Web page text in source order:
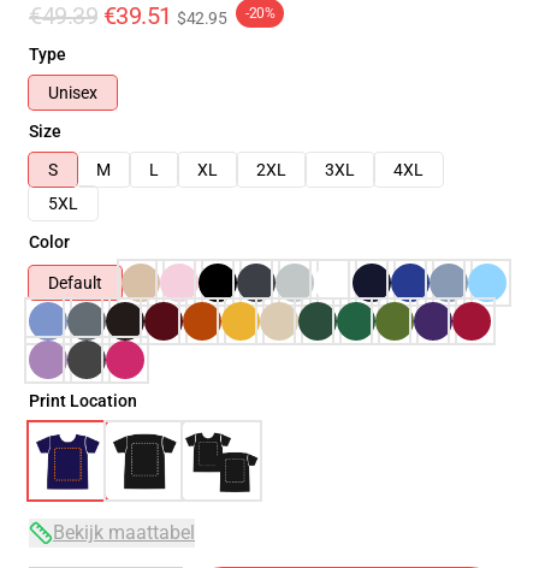
€49.39 €39.51 $42.95 -20%
Type
Unisex
Size
S
M L XL 2XL 3XL
4XL
5XL
Color
Default
Print Location
Bekijk maattabel